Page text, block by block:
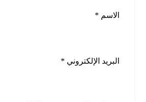
الاسم *
البريد الإلكتروني *